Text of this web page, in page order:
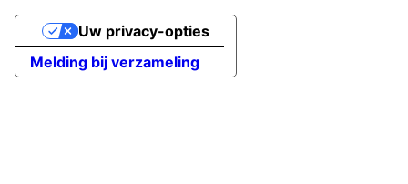
Melding bij verzameling
Uw privacy-opties